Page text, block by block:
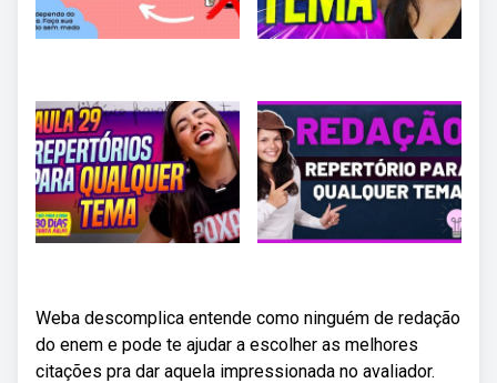
Weba descomplica entende como ninguém de redação
do enem e pode te ajudar a escolher as melhores
citações pra dar aquela impressionada no avaliador.